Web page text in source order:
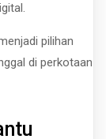
pilihan
di perkotaan